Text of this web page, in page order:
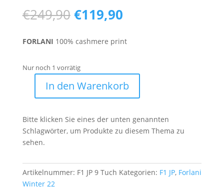
€249,90 Ursprünglicher
Preis
war:
€249,90
€119,90Aktueller
ist:
€119,90.
FORLANI 100% cashmere print
Nur noch 1 vorrätig
Menge
In den Warenkorb
Bitte klicken Sie eines der unten genannten
Schlagwörter, um Produkte zu diesem Thema zu
sehen.
Artikelnummer: F1 JP 9 Tuch Kategorien: F1 JP, Forlani
Winter 22